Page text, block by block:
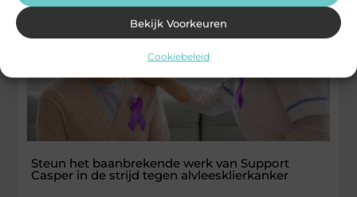
Bekijk Voorkeuren
Cookiebeleid
Steun het baanbrekende werk van Support
Casper in de strijd tegen alvleesklierkanker